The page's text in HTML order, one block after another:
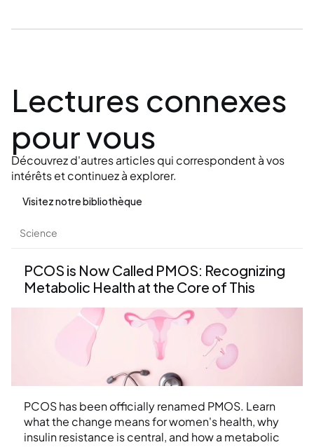
Lectures connexes
pour vous
Découvrez d'autres articles qui correspondent à vos
intérêts et continuez à explorer.
Visitez notre bibliothèque
Science
PCOS is Now Called PMOS: Recognizing
Metabolic Health at the Core of This
Condition
PCOS has been officially renamed PMOS. Learn
what the change means for women's health, why
insulin resistance is central, and how a metabolic